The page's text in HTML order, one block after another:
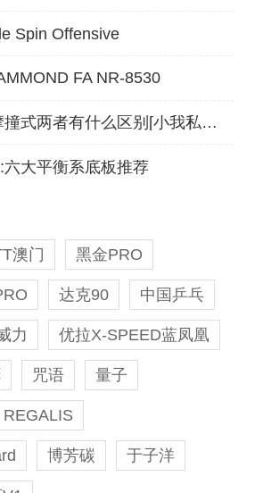
Spin Offensive
FA NR-8530
撞摩式,摩撞式两者有什么区别[小我私人履历谈]
六大平衡系底板推荐
澳门 黑金PRO
达克90 中国乒乓
力 优拉X-SPEED蓝凤凰
咒语 量子
REGALIS
博芳碳 于子洋